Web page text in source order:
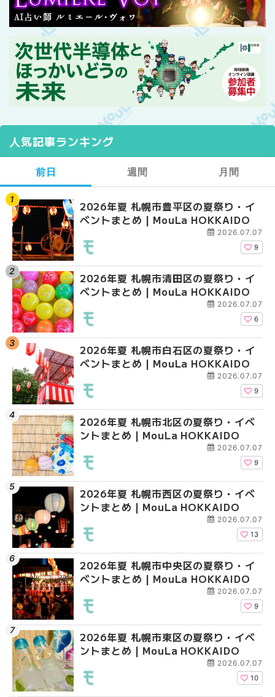
人気記事ランキング
前日
2026年夏 札幌市豊平区の夏祭り・イ
ベントまとめ | MouLa HOKKAIDO
2026.07.07
9
2026年夏 札幌市清田区の夏祭り・イ
ベントまとめ | MouLa HOKKAIDO
2026.07.07
6
2026年夏 札幌市白石区の夏祭り・イ
ベントまとめ | MouLa HOKKAIDO
2026.07.07
9
2026年夏 札幌市北区の夏祭り・イベ
ントまとめ | MouLa HOKKAIDO
2026.07.07
9
2026年夏 札幌市西区の夏祭り・イベ
ントまとめ | MouLa HOKKAIDO
2026.07.07
13
2026年夏 札幌市中央区の夏祭り・イ
ベントまとめ | MouLa HOKKAIDO
2026.07.07
9
2026年夏 札幌市東区の夏祭り・イベ
ントまとめ | MouLa HOKKAIDO
2026.07.07
10
週間
【2026年最新】札幌
ガーデン｜オープン日
大通公園から穴場テ
2026年夏 札幌市白石
ベントまとめ |
2026年夏 札幌市西区
ントまとめ | MouLa
2026年夏 札幌市北区
ントまとめ | MouLa
2026年夏 札幌市豊平
ベントまとめ |
2026年夏 札幌市清田
ベントまとめ |
2026年夏 札幌市手稲
ベントまとめ |
月間
【2026年最新】札幌
ガーデン｜オープン日
大通公園から穴場テ
2026年夏 札幌市北区
ントまとめ | MouLa
2026年夏 札幌市白石
ベントまとめ |
2026年夏 札幌市西区
ントまとめ | MouLa
2026年夏 札幌市清田
ベントまとめ |
2026年夏 札幌市手稲
ベントまとめ |
2026年夏 札幌市豊平
ベントまとめ |